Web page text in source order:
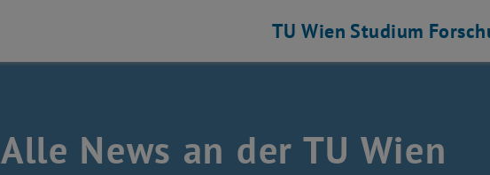
TU Wien Studium
Alle News an der TU Wien